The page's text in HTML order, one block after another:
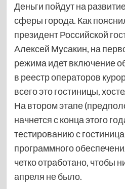
Деньги пойдут на
сферы города. Как
президент Российской
Алексей Мусакин, на
режима идет включение
в реестр операторов
всего это гостиницы,
На втором этапе
начнется с конца этого
тестированию с
программного
четко отработано, чтобы
апреля не было.